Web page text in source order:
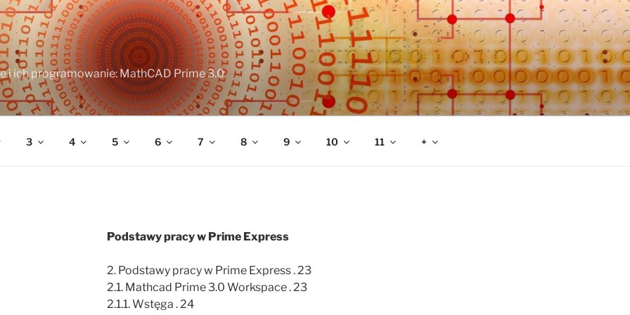
i ich programowanie: MathCAD Prime 3.0
3 4 5 6 7 8 9 10 11 +
Podstawy pracy w Prime Express
2. Podstawy pracy w Prime Express . 23
2.1. Mathcad Prime 3.0 Workspace . 23
2.1.1. Wstęga . 24